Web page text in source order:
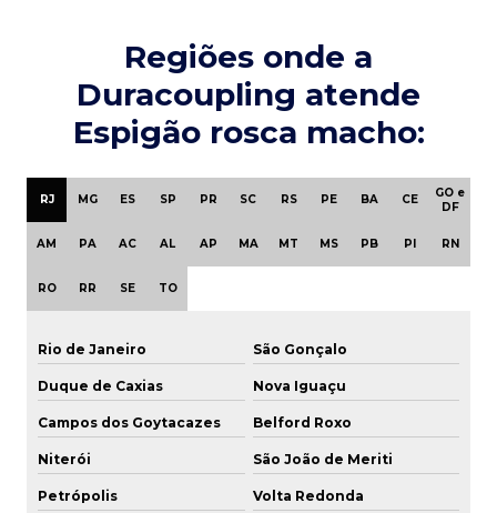
Engate rápido 1
Engate rápido 1 1 2
Engate rápido 2
Engate rápido 2 polegadas
Engate rápido 3 polegadas
Engate rápido aço carbono
Engate rápido para ar comprimido
Engate rápido comando hidráulico
Regiões onde a
Duracoupling atende
Espigão rosca macho:
RJ MG ES SP PR SC RS PE BA CE
GO e
DF
AM PA AC AL AP MA MT MS PB PI RN
RO RR SE TO
Rio de Janeiro São Gonçalo
Duque de Caxias Nova Iguaçu
Campos dos Goytacazes Belford Roxo
Niterói São João de Meriti
Petrópolis Volta Redonda